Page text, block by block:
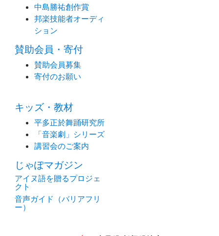
中島勝祐創作賞
邦楽技能者オーディ
ション
賛助会員・寄付
賛助会員募集
寄付のお願い
キッズ・教材
平多正於舞踊研究所
「音楽劇」シリーズ
講習会のご案内
じゃぽマガジン
アイヌ語を贈るプロジェ
クト
音声ガイド（バリアフリ
ー）